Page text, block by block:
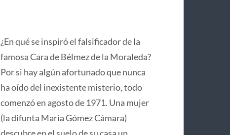
¿En qué se inspiró el falsificador de la
famosa Cara de Bélmez de la Moraleda?
Por si hay algún afortunado que nunca
ha oído del inexistente misterio, todo
comenzó en agosto de 1971. Una mujer
(la difunta María Gómez Cámara)